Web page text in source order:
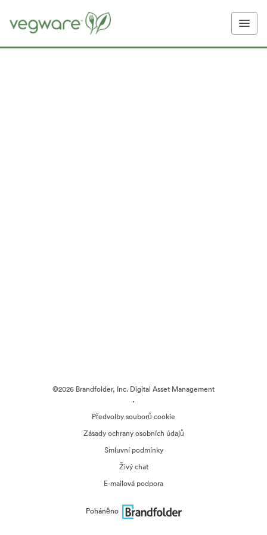
©2026 Brandfolder, Inc. Digital Asset Management
·
Předvolby souborů cookie
Zásady ochrany osobních údajů
Smluvní podmínky
Živý chat
E-mailová podpora
Poháněno